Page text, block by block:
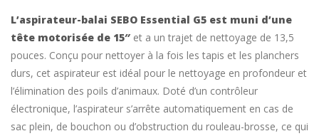
L’aspirateur-balai SEBO Essential G5 est muni d’une
tête motorisée de 15″ et a un trajet de nettoyage de 13,5
pouces. Conçu pour nettoyer à la fois les tapis et les planchers
durs, cet aspirateur est idéal pour le nettoyage en profondeur et
l’élimination des poils d’animaux. Doté d’un contrôleur
électronique, l’aspirateur s’arrête automatiquement en cas de
sac plein, de bouchon ou d’obstruction du rouleau-brosse, ce qui